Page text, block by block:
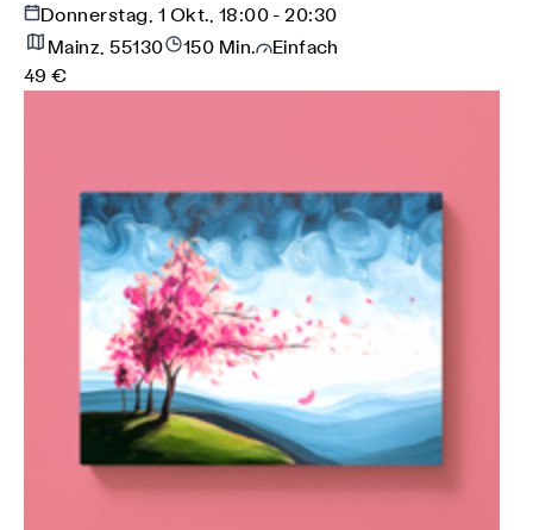
Donnerstag, 1 Okt., 18:00 - 20:30
Mainz, 55130
150 Min.
Einfach
49 €